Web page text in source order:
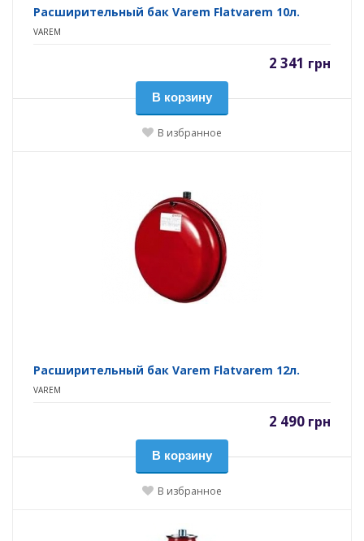
Расширительный бак Varem Flatvarem 10л.
VAREM
2 341 грн
В корзину
В избранное
Расширительный бак Varem Flatvarem 12л.
VAREM
2 490 грн
В корзину
В избранное